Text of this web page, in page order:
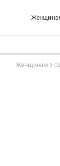
Женщинам